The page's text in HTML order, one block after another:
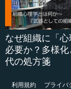
なぜ組織に「
必要か？多様
代の処方箋
利用規約
プライバ